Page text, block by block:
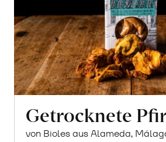
Getrocknete
von Bioles aus Alameda,